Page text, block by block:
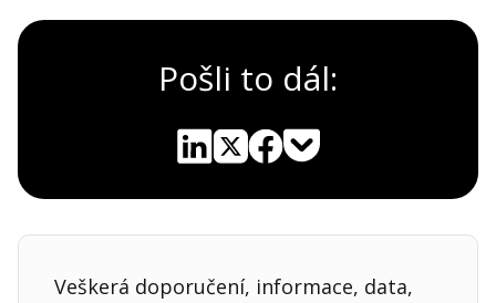
Pošli to dál:
Veškerá doporučení, informace, data,